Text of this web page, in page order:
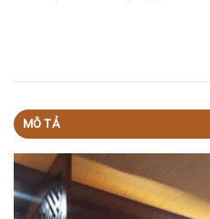
MÔ TẢ